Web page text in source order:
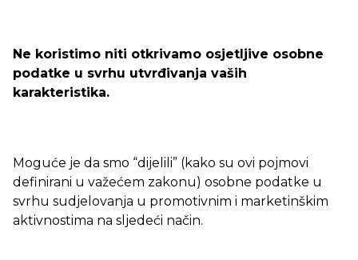
Ne koristimo niti otkrivamo osjetljive osobne
podatke u svrhu utvrđivanja vaših
karakteristika.
Moguće je da smo “dijelili” (kako su ovi pojmovi
definirani u važećem zakonu) osobne podatke u
svrhu sudjelovanja u promotivnim i marketinškim
aktivnostima na sljedeći način.